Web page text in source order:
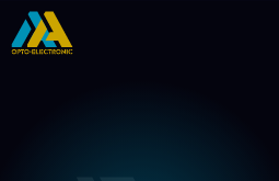
Aller
au